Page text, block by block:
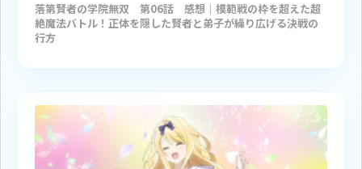
落第賢者の学院無双 第06話 感想｜模範戦の枠を超えた超
絶魔法バトル！正体を隠した賢者と弟子が繰り広げる決戦の
行方